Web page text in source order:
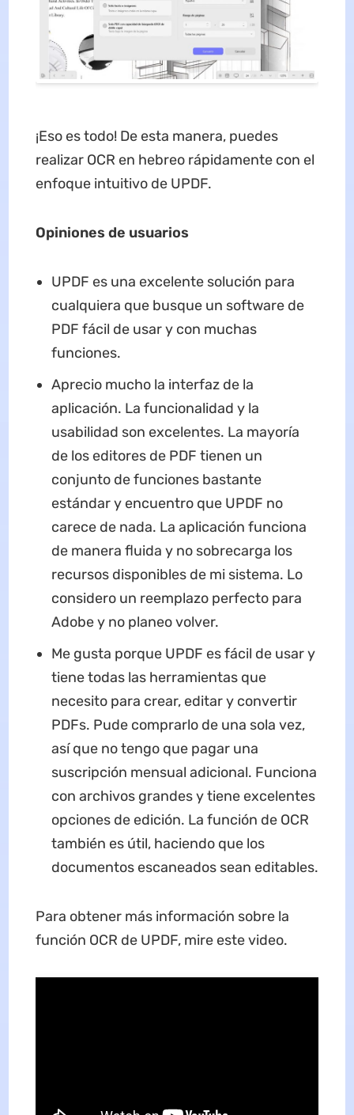
¡Eso es todo! De esta manera, puedes
realizar OCR en hebreo rápidamente con el
enfoque intuitivo de UPDF.
Opiniones de usuarios
UPDF es una excelente solución para
cualquiera que busque un software de
PDF fácil de usar y con muchas
funciones.
Aprecio mucho la interfaz de la
aplicación. La funcionalidad y la
usabilidad son excelentes. La mayoría
de los editores de PDF tienen un
conjunto de funciones bastante
estándar y encuentro que UPDF no
carece de nada. La aplicación funciona
de manera fluida y no sobrecarga los
recursos disponibles de mi sistema. Lo
considero un reemplazo perfecto para
Adobe y no planeo volver.
Me gusta porque UPDF es fácil de usar y
tiene todas las herramientas que
necesito para crear, editar y convertir
PDFs. Pude comprarlo de una sola vez,
así que no tengo que pagar una
suscripción mensual adicional. Funciona
con archivos grandes y tiene excelentes
opciones de edición. La función de OCR
también es útil, haciendo que los
documentos escaneados sean editables.
Para obtener más información sobre la
función OCR de UPDF, mire este video.